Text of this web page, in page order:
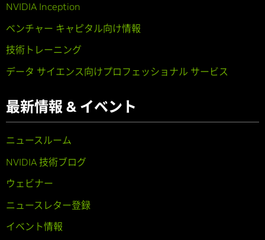
NVIDIA Inception
ベンチャー キャピタル向け情報
技術トレーニング
データ サイエンス向けプロフェッショナル サービス
最新情報 & イベント
ニュースルーム
NVIDIA 技術ブログ
ウェビナー
ニュースレター登録
イベント情報